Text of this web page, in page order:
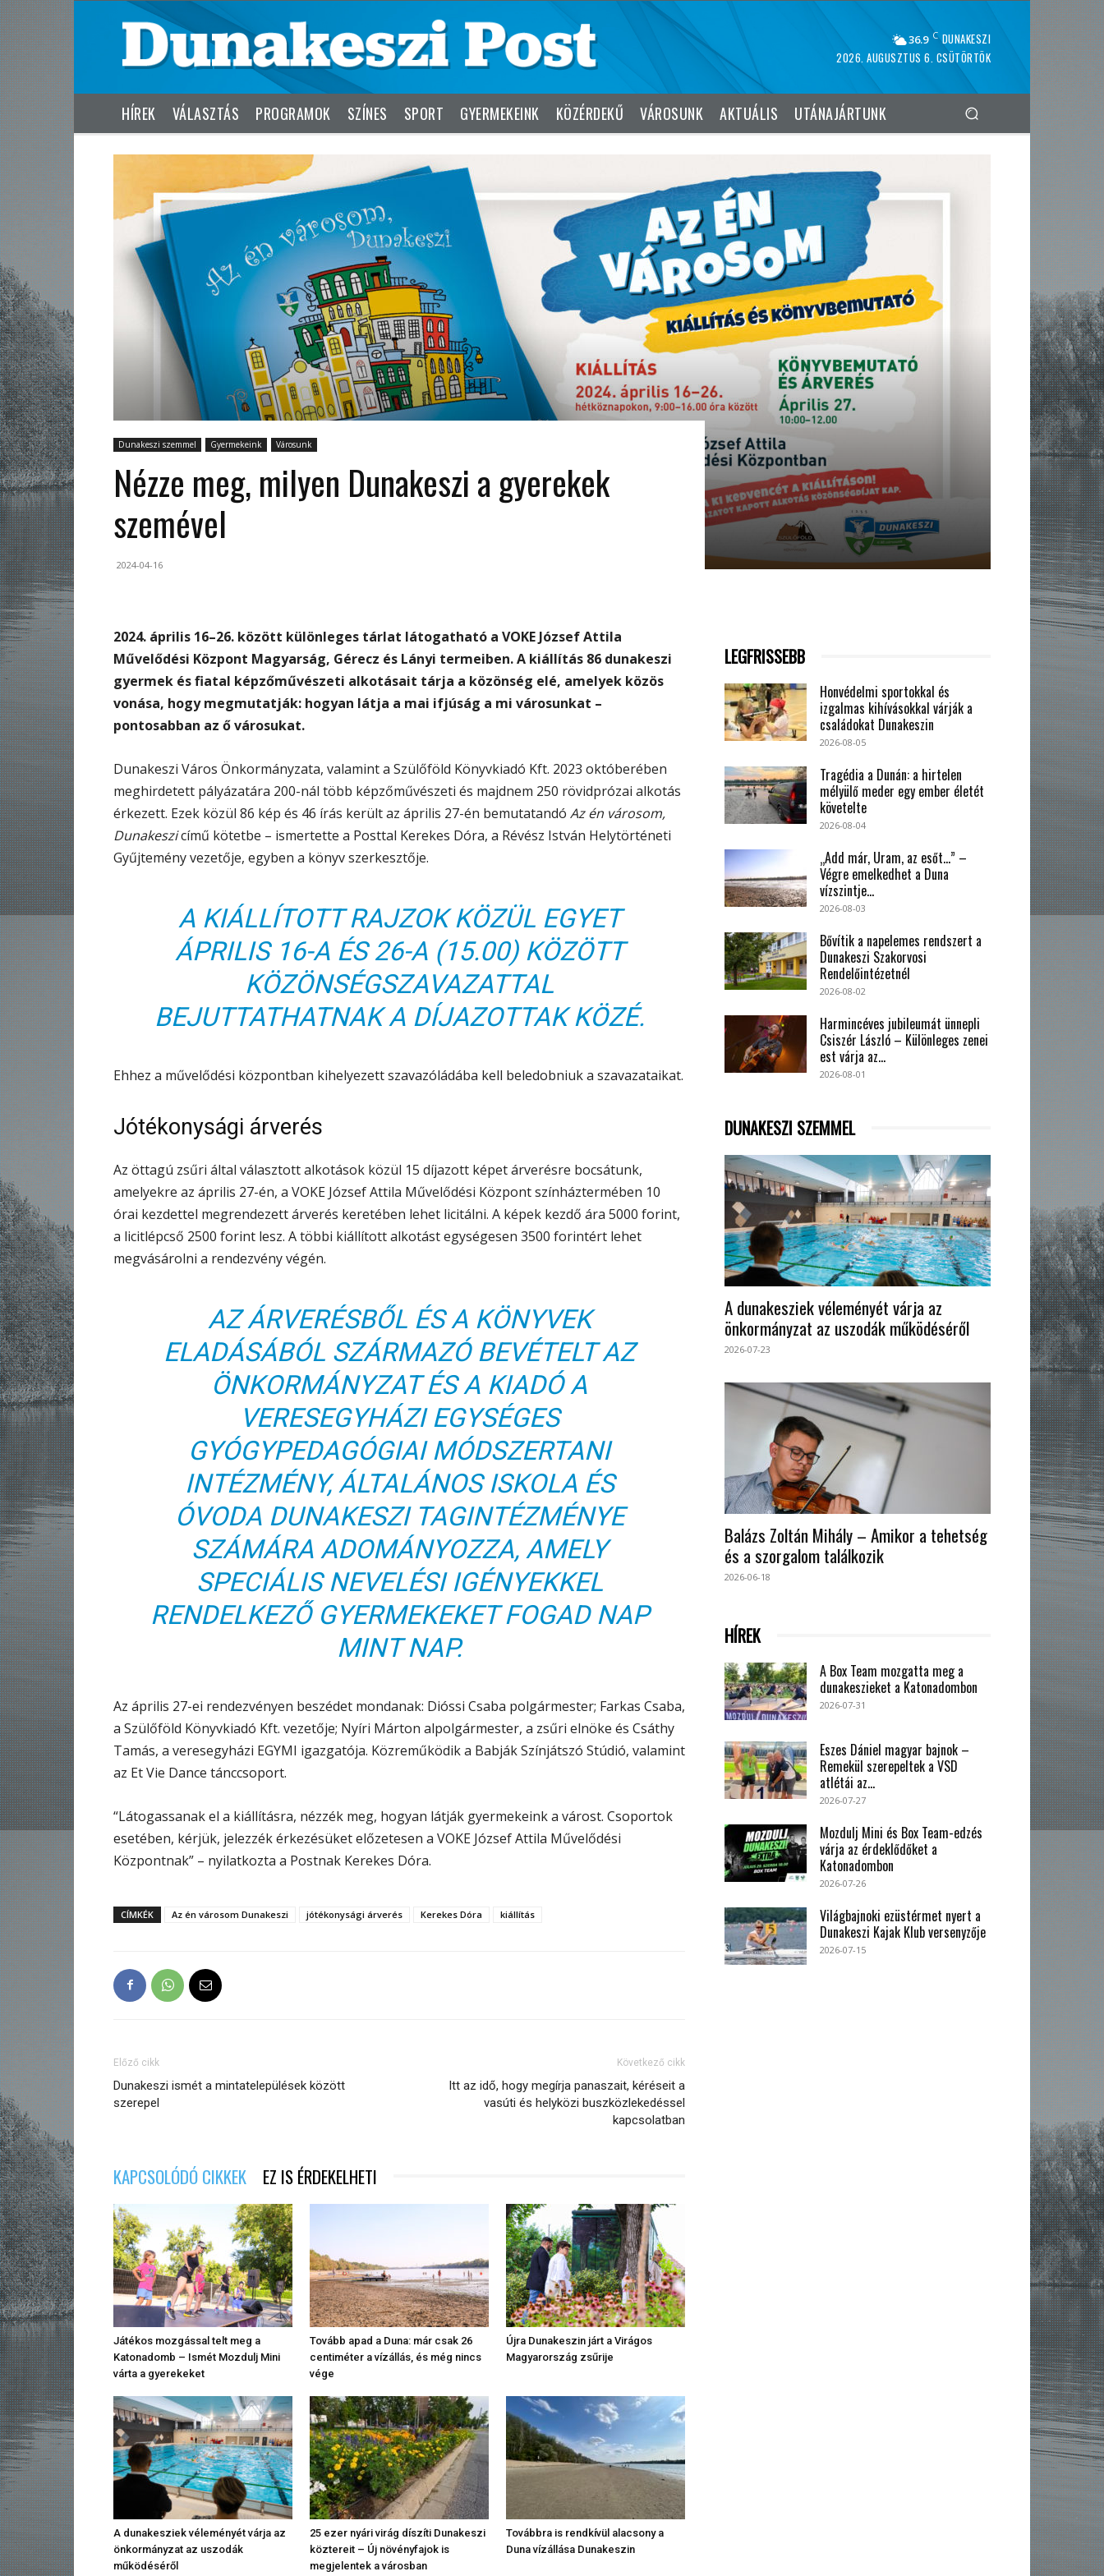
36.9 C DUNAKESZI
2026. AUGUSZTUS 6. CSÜTÖRTÖK
HÍREK VÁLASZTÁS PROGRAMOK SZÍNES SPORT GYERMEKEINK KÖZÉRDEKŰ VÁROSUNK AKTUÁLIS UTÁNAJÁRTUNK
Dunakeszi szemmel Gyermekeink Városunk
Nézze meg, milyen Dunakeszi a gyerekek
szemével
2024-04-16
2024. április 16–26. között különleges tárlat látogatható a VOKE József Attila
Művelődési Központ Magyarság, Gérecz és Lányi termeiben. A kiállítás 86 dunakeszi
gyermek és fiatal képzőművészeti alkotásait tárja a közönség elé, amelyek közös
vonása, hogy megmutatják: hogyan látja a mai ifjúság a mi városunkat –
pontosabban az ő városukat.
Dunakeszi Város Önkormányzata, valamint a Szülőföld Könyvkiadó Kft. 2023 októberében
meghirdetett pályázatára 200-nál több képzőművészeti és majdnem 250 rövidprózai alkotás
érkezett. Ezek közül 86 kép és 46 írás került az április 27-én bemutatandó Az én városom,
Dunakeszicímű kötetbe – ismertette a Posttal Kerekes Dóra, a Révész István Helytörténeti
Gyűjtemény vezetője, egyben a könyv szerkesztője.
A KIÁLLÍTOTT RAJZOK KÖZÜL EGYET
ÁPRILIS 16-A ÉS 26-A (15.00) KÖZÖTT
KÖZÖNSÉGSZAVAZATTAL
BEJUTTATHATNAK A DÍJAZOTTAK KÖZÉ.
Ehhez a művelődési központban kihelyezett szavazóládába kell beledobniuk a szavazataikat.
Jótékonysági árverés
Az öttagú zsűri által választott alkotások közül 15 díjazott képet árverésre bocsátunk,
amelyekre az április 27-én, a VOKE József Attila Művelődési Központ színháztermében 10
órai kezdettel megrendezett árverés keretében lehet licitálni. A képek kezdő ára 5000 forint,
a licitlépcső 2500 forint lesz. A többi kiállított alkotást egységesen 3500 forintért lehet
megvásárolni a rendezvény végén.
AZ ÁRVERÉSBŐL ÉS A KÖNYVEK
ELADÁSÁBÓL SZÁRMAZÓ BEVÉTELT AZ
ÖNKORMÁNYZAT ÉS A KIADÓ A
VERESEGYHÁZI EGYSÉGES
GYÓGYPEDAGÓGIAI MÓDSZERTANI
INTÉZMÉNY, ÁLTALÁNOS ISKOLA ÉS
ÓVODA DUNAKESZI TAGINTÉZMÉNYE
SZÁMÁRA ADOMÁNYOZZA, AMELY
SPECIÁLIS NEVELÉSI IGÉNYEKKEL
RENDELKEZŐ GYERMEKEKET FOGAD NAP
MINT NAP.
Az április 27-ei rendezvényen beszédet mondanak: Dióssi Csaba polgármester; Farkas Csaba,
a Szülőföld Könyvkiadó Kft. vezetője; Nyíri Márton alpolgármester, a zsűri elnöke és Csáthy
Tamás, a veresegyházi EGYMI igazgatója. Közreműködik a Babják Színjátszó Stúdió, valamint
az Et Vie Dance tánccsoport.
“Látogassanak el a kiállításra, nézzék meg, hogyan látják gyermekeink a várost. Csoportok
esetében, kérjük, jelezzék érkezésüket előzetesen a VOKE József Attila Művelődési
Központnak” – nyilatkozta a Postnak Kerekes Dóra.
CÍMKÉK Az én városom Dunakeszi jótékonysági árverés Kerekes Dóra kiállítás
Előző cikk
Dunakeszi ismét a mintatelepülések között
szerepel
Következő cikk
Itt az idő, hogy megírja panaszait, kéréseit a
vasúti és helyközi buszközlekedéssel
kapcsolatban
KAPCSOLÓDÓ CIKKEK EZ IS ÉRDEKELHETI
Játékos mozgással telt meg a
Katonadomb – Ismét Mozdulj Mini
várta a gyerekeket
Tovább apad a Duna: már csak 26
centiméter a vízállás, és még nincs
vége
Újra Dunakeszin járt a Virágos
Magyarország zsűrije
A dunakesziek véleményét várja az
önkormányzat az uszodák
működéséről
25 ezer nyári virág díszíti Dunakeszi
köztereit – Új növényfajok is
megjelentek a városban
Továbbra is rendkívül alacsony a
Duna vízállása Dunakeszin
LEGFRISSEBB
Honvédelmi sportokkal és
izgalmas kihívásokkal várják a
családokat Dunakeszin
2026-08-05
Tragédia a Dunán: a hirtelen
mélyülő meder egy ember életét
követelte
2026-08-04
„Add már, Uram, az esőt…” –
Végre emelkedhet a Duna
vízszintje...
2026-08-03
Bővítik a napelemes rendszert a
Dunakeszi Szakorvosi
Rendelőintézetnél
2026-08-02
Harmincéves jubileumát ünnepli
Csiszér László – Különleges zenei
est várja az...
2026-08-01
DUNAKESZI SZEMMEL
A dunakesziek véleményét várja az
önkormányzat az uszodák működéséről
2026-07-23
Balázs Zoltán Mihály – Amikor a tehetség
és a szorgalom találkozik
2026-06-18
HÍREK
A Box Team mozgatta meg a
dunakeszieket a Katonadombon
2026-07-31
Eszes Dániel magyar bajnok –
Remekül szerepeltek a VSD
atlétái az...
2026-07-27
Mozdulj Mini és Box Team-edzés
várja az érdeklődőket a
Katonadombon
2026-07-26
Világbajnoki ezüstérmet nyert a
Dunakeszi Kajak Klub versenyzője
2026-07-15